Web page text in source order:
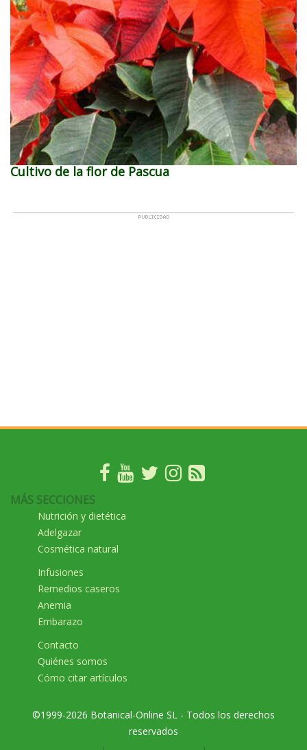
Cultivo de la flor de Pascua
MÁS SECCIONES
Nutrición y dietética
Adelgazar
Cosmética natural
Infusiones
Remedios caseros
Anemia
Embarazo
Contacto
Quiénes somos
Cómo citar artículos
©1999-2026 Botanical-Online SL - Todos los derechos
reservados